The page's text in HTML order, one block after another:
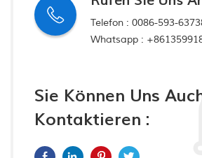
Telefon : 0086-593-
Whatsapp :
Sie Können Uns
Kontaktieren :